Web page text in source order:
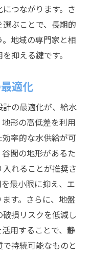
つながります。さ
ぶことで、長期的
地域の専門家と相
抑える鍵です。
適化
の最適化が、給水
形の高低差を利用
率的な水供給が可
間の地形があるた
れることが推奨さ
最小限に抑え、エ
す。さらに、地盤
損リスクを低減し
用することで、静
持続可能なものと